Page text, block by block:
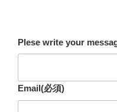
Plese write your
Email(必須)